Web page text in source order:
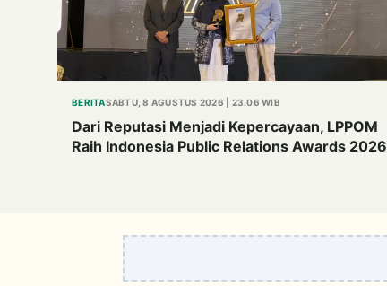
BERITASABTU, 8 AGUSTUS 2026 | 23.06 WIB
Dari Reputasi Menjadi Kepercayaan, LPPOM
Raih Indonesia Public Relations Awards 2026